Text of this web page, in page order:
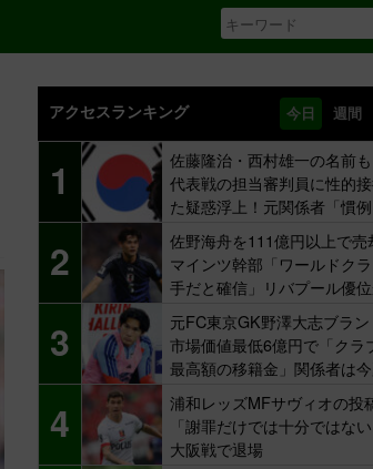
アクセスランキング 今日 週間
1
佐藤隆治・西村雄一の名前
代表戦の担当審判員に性的
た疑惑浮上！元関係者「慣
2
佐野海舟を111億円以上で売
マインツ幹部「ワールドク
手だと確信」リバプール優
ちらかだ」
3
元FC東京GK野澤大志ブラン
市場価値最低6億円で「クラ
最高額の移籍金」関係者は
示唆も
4
浦和レッズMFサヴィオの投
「謝罪だけでは十分ではな
大阪戦で退場